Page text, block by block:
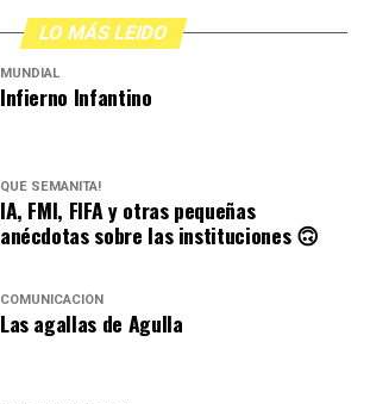
LO MÁS LEIDO
MUNDIAL
Infierno Infantino
QUÉ SEMANITA!
IA, FMI, FIFA y otras pequeñas
anécdotas sobre las instituciones 🙃
COMUNICACIÓN
Las agallas de Agulla